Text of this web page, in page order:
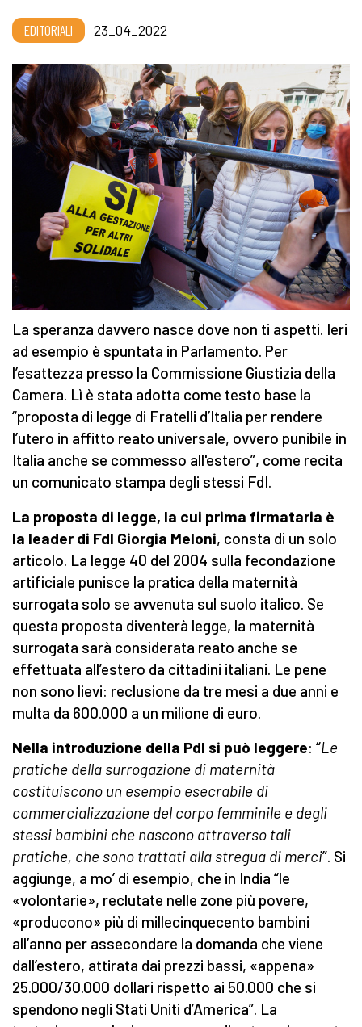
EDITORIALI 23_04_2022
La speranza davvero nasce dove non ti aspetti. Ieri
ad esempio è spuntata in Parlamento. Per
l’esattezza presso la Commissione Giustizia della
Camera. Lì è stata adotta come testo base la
“proposta di legge di Fratelli d’Italia per rendere
l’utero in affitto reato universale, ovvero punibile in
Italia anche se commesso all'estero”, come recita
un comunicato stampa degli stessi FdI.
La proposta di legge, la cui prima firmataria è
la leader di FdI Giorgia Meloni, consta di un solo
articolo. La legge 40 del 2004 sulla fecondazione
artificiale punisce la pratica della maternità
surrogata solo se avvenuta sul suolo italico. Se
questa proposta diventerà legge, la maternità
surrogata sarà considerata reato anche se
effettuata all’estero da cittadini italiani. Le pene
non sono lievi: reclusione da tre mesi a due anni e
multa da 600.000 a un milione di euro.
Nella introduzione della Pdl si può leggere: “Le
pratiche della surrogazione di maternità
costituiscono un esempio esecrabile di
commercializzazione del corpo femminile e degli
stessi bambini che nascono attraverso tali
pratiche, che sono trattati alla stregua di merci”. Si
aggiunge, a mo’ di esempio, che in India “le
«volontarie», reclutate nelle zone più povere,
«producono» più di millecinquecento bambini
all’anno per assecondare la domanda che viene
dall’estero, attirata dai prezzi bassi, «appena»
25.000/30.000 dollari rispetto ai 50.000 che si
spendono negli Stati Uniti d’America”. La